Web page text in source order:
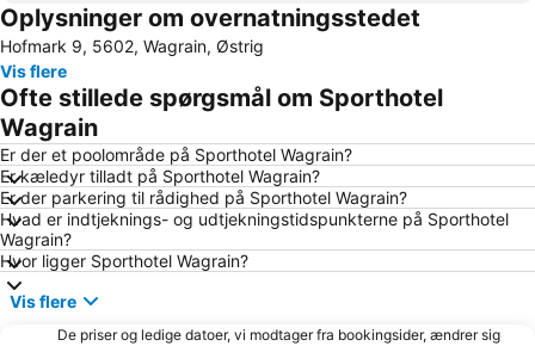
Dorfgastein - Großarltal
Sigmund-Thun-Klamm
Almabtrieb am Königssee
Skigebiet Sportwelt Amadé
Nationalpark Berchtesgaden
Rodelbahn Lucky Flitzer
Hochkönigs Winterreich - Mühlbach Dienten Maria Alm
Ramsau am Dachstein
Eisriesenwelt
Schmittenhöhe skiing area
Kitzsteinhorn
Eselpark Maltatal
Sportgastein
Planai Hochwurzen
Radstadt-Altenmarkt
Bergbahnen Werfenweng GmbH
Oplysninger om overnatningsstedet
Hofmark 9, 5602, Wagrain, Østrig
Vis flere
Ofte stillede spørgsmål om Sporthotel
Wagrain
Er der et poolområde på Sporthotel Wagrain?
Er kæledyr tilladt på Sporthotel Wagrain?
Er der parkering til rådighed på Sporthotel Wagrain?
Hvad er indtjeknings- og udtjekningstidspunkterne på Sporthotel
Wagrain?
Hvor ligger Sporthotel Wagrain?
Vis flere
De priser og ledige datoer, vi modtager fra bookingsider, ændrer sig